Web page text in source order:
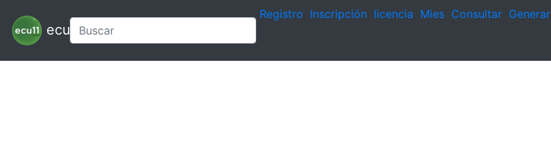
ecu11
Registro Inscripción licencia Mies Consultar Generar